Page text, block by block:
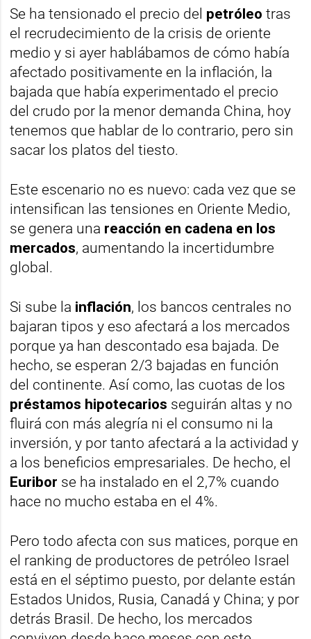
Se ha tensionado el precio del petróleotras
el recrudecimiento de la crisis de oriente
medio y si ayer hablábamos de cómo había
afectado positivamente en la inflación, la
bajada que había experimentado el precio
del crudo por la menor demanda China, hoy
tenemos que hablar de lo contrario, pero sin
sacar los platos del tiesto.
Este escenario no es nuevo: cada vez que se
intensifican las tensiones en Oriente Medio,
se genera una reacción en cadena en los
mercados, aumentando la incertidumbre
global.
Si sube la inflación, los bancos centrales no
bajaran tipos y eso afectará a los mercados
porque ya han descontado esa bajada. De
hecho, se esperan 2/3 bajadas en función
del continente. Así como, las cuotas de los
préstamos hipotecarios seguirán altas y no
fluirá con más alegría ni el consumo ni la
inversión, y por tanto afectará a la actividad y
a los beneficios empresariales. De hecho, el
Euribor se ha instalado en el 2,7% cuando
hace no mucho estaba en el 4%.
Pero todo afecta con sus matices, porque en
el ranking de productores de petróleo Israel
está en el séptimo puesto, por delante están
Estados Unidos, Rusia, Canadá y China; y por
detrás Brasil. De hecho, los mercados